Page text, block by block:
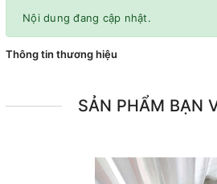
Nội dung đang cập nhật.
Thông tin thương hiệu
SẢN PHẨM BẠN